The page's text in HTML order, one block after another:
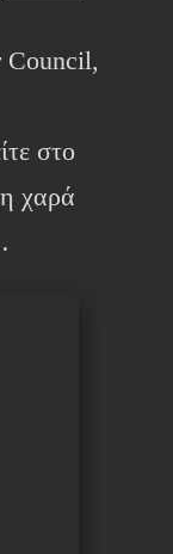
Council,
στο
χαρά